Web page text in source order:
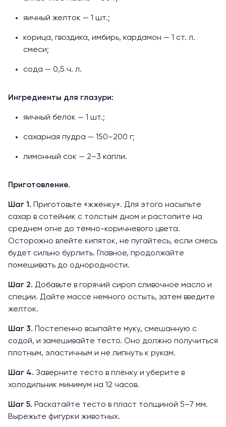
яичный желток — 1 шт.;
корица, гвоздика, имбирь, кардамон — 1 ст. л.
смеси;
сода — 0,5 ч. л.
Ингредиенты для глазури:
яичный белок — 1 шт.;
сахарная пудра — 150–200 г;
лимонный сок — 2–3 капли.
Приготовление.
Шаг 1. Приготовьте «жжёнку». Для этого насыпьте
сахар в сотейник с толстым дном и растопите на
среднем огне до тёмно-коричневого цвета.
Осторожно влейте кипяток, не пугайтесь, если смесь
будет сильно бурлить. Главное, продолжайте
помешивать до однородности.
Шаг 2. Добавьте в горячий сироп сливочное масло и
специи. Дайте массе немного остыть, затем введите
желток.
Шаг 3. Постепенно всыпайте муку, смешанную с
содой, и замешивайте тесто. Оно должно получиться
плотным, эластичным и не липнуть к рукам.
Шаг 4. Заверните тесто в плёнку и уберите в
холодильник минимум на 12 часов.
Шаг 5. Раскатайте тесто в пласт толщиной 5–7 мм.
Вырежьте фигурки животных.